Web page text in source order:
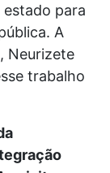
para
A
Neurizete
trabalho